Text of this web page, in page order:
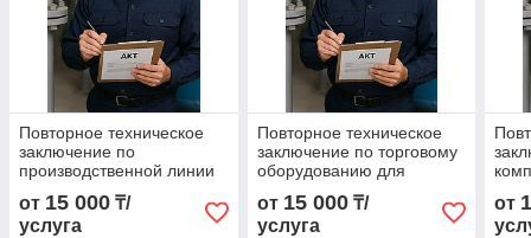
Повторное техническое
заключение по
производственной линии
для модернизации
от 15 000 ₸/
услуга
Повторное техническое
заключение по торговому
оборудованию для
модернизации
от 15 000₸/
услуга
от